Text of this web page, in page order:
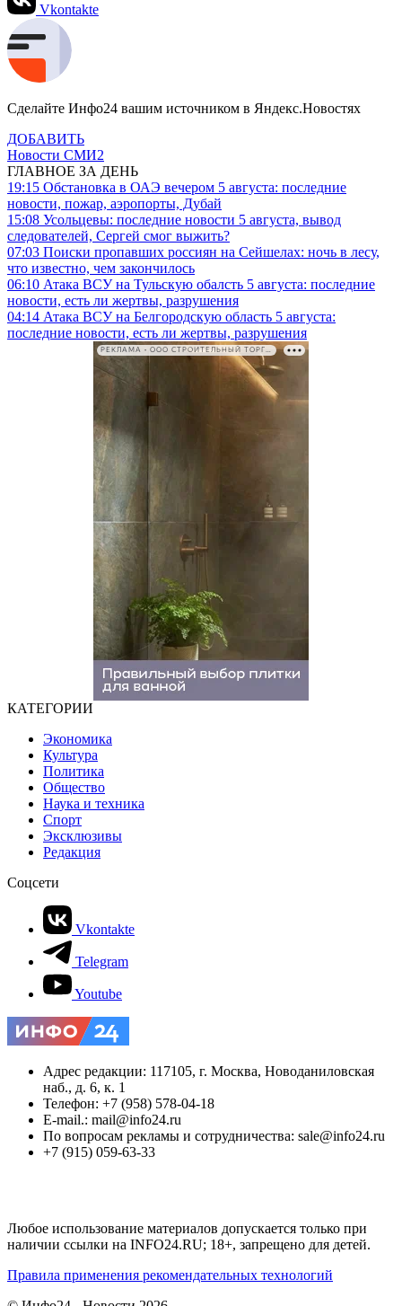
Vkontakte
Сделайте Инфо24 вашим источником в Яндекс.Новостях
ДОБАВИТЬ
Новости СМИ2
ГЛАВНОЕ ЗА ДЕНЬ
19:15 Обстановка в ОАЭ вечером 5 августа: последние
новости, пожар, аэропорты, Дубай
15:08 Усольцевы: последние новости 5 августа, вывод
следователей, Сергей смог выжить?
07:03 Поиски пропавших россиян на Сейшелах: ночь в лесу,
что известно, чем закончилось
06:10 Атака ВСУ на Тульскую обалсть 5 августа: последние
новости, есть ли жертвы, разрушения
04:14 Атака ВСУ на Белгородскую область 5 августа:
последние новости, есть ли жертвы, разрушения
РЕКЛАМА • ООО СТРОИТЕЛЬНЫЙ ТОРГОВЫЙ ДОМ «ПЕТРОВИЧ». ИНН: 7802348846
КАТЕГОРИИ
Экономика
Культура
Политика
Общество
Наука и техника
Спорт
Эксклюзивы
Редакция
Соцсети
Vkontakte
Telegram
Youtube
Адрес редакции: 117105, г. Москва, Новоданиловская
наб., д. 6, к. 1
Телефон: +7 (958) 578-04-18
E-mail.: mail@info24.ru
По вопросам рекламы и сотрудничества: sale@info24.ru
+7 (915) 059-63-33
Любое использование материалов допускается только при
наличии ссылки на INFO24.RU; 18+, запрещено для детей.
Правила применения рекомендательных технологий